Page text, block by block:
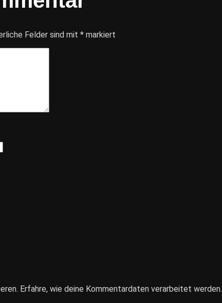
Felder sind mit * markiert
Erfahre, wie deine Kommentardaten verarbeitet werden.